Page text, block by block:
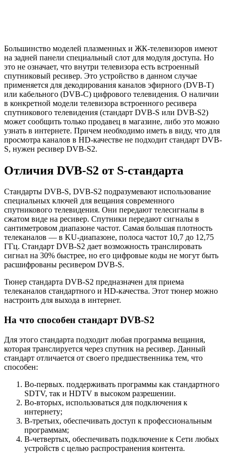
Большинство моделей плазменных и ЖК-телевизоров имеют
на задней панели специальный слот для модуля доступа. Но
это не означает, что внутри телевизора есть встроенный
спутниковый ресивер. Это устройство в данном случае
применяется для декодирования каналов эфирного (DVB-T)
или кабельного (DVB-C) цифрового телевидения. О наличии
в конкретной модели телевизора встроенного ресивера
спутникового телевидения (стандарт DVB-S или DVB-S2)
может сообщить только продавец в магазине, либо это можно
узнать в интернете. Причем необходимо иметь в виду, что для
просмотра каналов в HD-качестве не подходит стандарт DVB-
S, нужен ресивер DVB-S2.
Отличия DVB-S2 от S-стандарта
Стандарты DVB-S, DVB-S2 подразумевают использование
специальных ключей для вещания современного
спутникового телевидения. Они передают телесигналы в
сжатом виде на ресивер. Спутники передают сигналы в
сантиметровом диапазоне частот. Самая большая плотность
телеканалов — в KU-диапазоне, полоса частот 10,7 до 12,75
ГГц. Стандарт DVB-S2 дает возможность транслировать
сигнал на 30% быстрее, но его цифровые коды не могут быть
расшифрованы ресивером DVB-S.
Тюнер стандарта DVB-S2 предназначен для приема
телеканалов стандартного и HD-качества. Этот тюнер можно
настроить для выхода в интернет.
На что способен стандарт DVB-S2
Для этого стандарта подходит любая программа вещания,
которая транслируется через спутник на ресивер. Данный
стандарт отличается от своего предшественника тем, что
способен:
Во-первых. поддерживать программы как стандартного
SDTV, так и HDTV в высоком разрешении.
Во-вторых, использоваться для подключения к
интернету;
В-третьих, обеспечивать доступ к профессиональным
программам;
В-четвертых, обеспечивать подключение к Сети любых
устройств с целью распространения контента.